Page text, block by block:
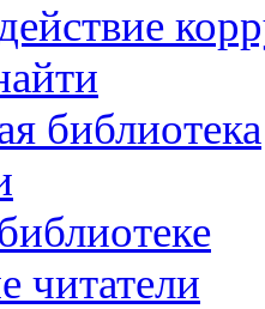
библиотека
читатели